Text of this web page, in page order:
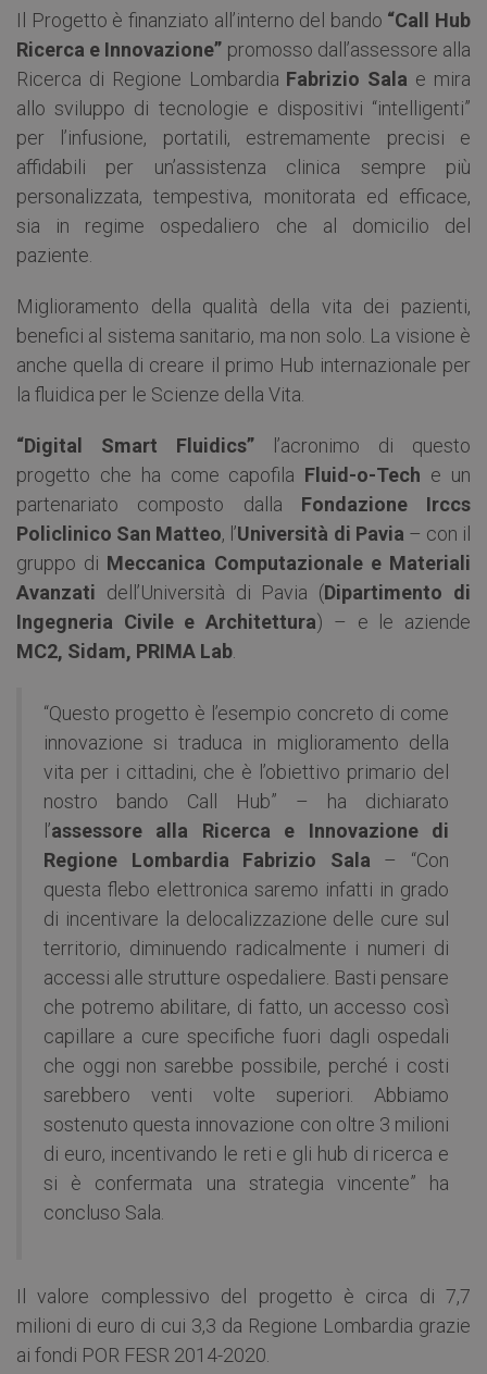
Il Progetto è finanziato all’interno del bando “Call Hub
Ricerca e Innovazione” promosso dall’assessore alla
Ricerca di Regione Lombardia Fabrizio Sala e mira
allo sviluppo di tecnologie e dispositivi “intelligenti”
per l’infusione, portatili, estremamente precisi e
affidabili per un’assistenza clinica sempre più
personalizzata, tempestiva, monitorata ed efficace,
sia in regime ospedaliero che al domicilio del
paziente.
Miglioramento della qualità della vita dei pazienti,
benefici al sistema sanitario, ma non solo. La visione è
anche quella di creare il primo Hub internazionale per
la fluidica per le Scienze della Vita.
“Digital Smart Fluidics” l’acronimo di questo
progetto che ha come capofila Fluid-o-Tech e un
partenariato composto dalla Fondazione Irccs
Policlinico San Matteo, l’Università di Pavia – con il
gruppo di Meccanica Computazionale e Materiali
Avanzati dell’Università di Pavia (Dipartimento di
Ingegneria Civile e Architettura) – e le aziende
MC2, Sidam, PRIMA Lab
“Questo progetto è l’esempio concreto di come
innovazione si traduca in miglioramento della
vita per i cittadini, che è l’obiettivo primario del
nostro bando Call Hub” – ha dichiarato
l’assessore alla Ricerca e Innovazione di
Regione Lombardia
Fabrizio Sala – “Con
questa flebo elettronica saremo infatti in grado
di incentivare la delocalizzazione delle cure sul
territorio, diminuendo radicalmente i numeri di
accessi alle strutture ospedaliere. Basti pensare
che potremo abilitare, di fatto, un accesso così
capillare a cure specifiche fuori dagli ospedali
che oggi non sarebbe possibile, perché i costi
sarebbero venti volte superiori. Abbiamo
sostenuto questa innovazione con oltre 3 milioni
di euro, incentivando le reti e gli hub di ricerca e
si è confermata una strategia vincente” ha
concluso Sala.
Il valore complessivo del progetto è circa di 7,7
milioni di euro di cui 3,3 da Regione Lombardia grazie
ai fondi POR FESR 2014-2020.